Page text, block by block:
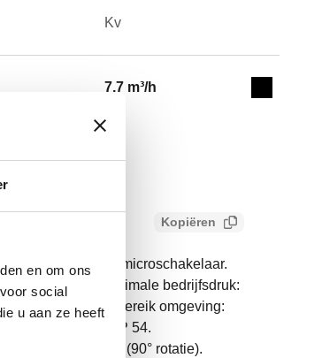
en om ons
social
u aan ze heeft
Kv
7,7 m³/h
Collapse
Kopiëren
Met microschakelaar.
10226-1) M. Maximale bedrijfsdruk:
°C. Temperatuurbereik omgeving:
IP 54.
Werkingstijd: 40 s (90° rotatie).